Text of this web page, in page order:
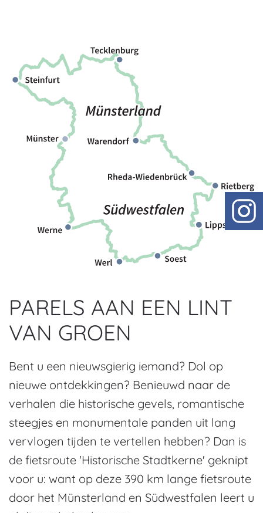
PARELS AAN EEN LINT
VAN GROEN
Bent u een nieuwsgierig iemand? Dol op
nieuwe ontdekkingen? Benieuwd naar de
verhalen die historische gevels, romantische
steegjes en monumentale panden uit lang
vervlogen tijden te vertellen hebben? Dan is
de fietsroute 'Historische Stadtkerne' geknipt
voor u: want op deze 390 km lange fietsroute
door het Münsterland en Südwestfalen leert u